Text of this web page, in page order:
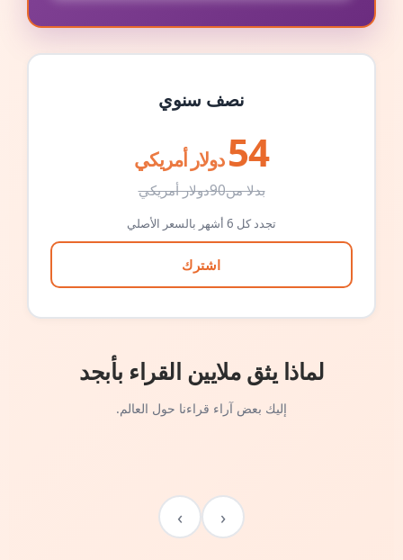
نصف سنوي
54 دولار أمريكي
بدلا من90دولار أمريكي
تجدد كل 6 أشهر بالسعر الأصلي
اشترك
لماذا يثق ملايين القراء بأبجد
إليك بعض آراء قراءنا حول العالم.
‹
›